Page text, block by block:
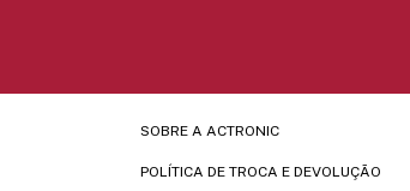
SOBRE A ACTRONIC
POLÍTICA DE TROCA E DEVOLUÇÃO